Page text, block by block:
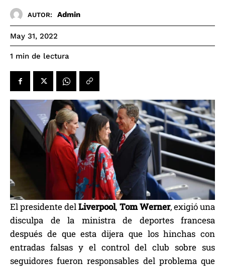
AUTOR: Admin
May 31, 2022
1 min de lectura
El presidente delLiverpool, Tom Werner, exigió una
disculpa de la ministra de deportes francesa
después de que esta dijera que los hinchas con
entradas falsas y el control del club sobre sus
seguidores fueron responsables del problema que